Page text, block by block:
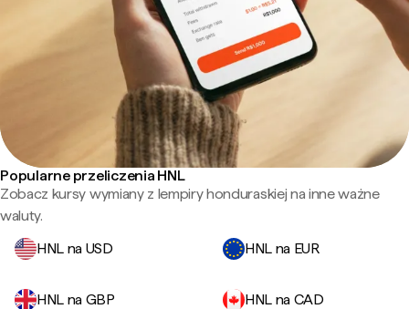
Popularne przeliczenia HNL
Zobacz kursy wymiany z lempiry honduraskiej na inne ważne
waluty.
HNL na USD
HNL na EUR
HNL na GBP HNL na CAD